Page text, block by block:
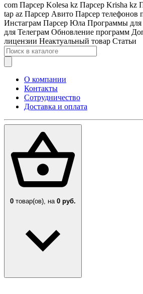
com Парсер Kolesa kz Парсер Krisha kz
tap az Парсер Авито Парсер телефонов
Инстаграм Парсер Юла Программы для
для Телеграм Обновление программ
лицензии Неактуальный товар Статьи
О компании
Контакты
Сотрудничество
Доставка и оплата
0 товар(ов), на 0 руб.